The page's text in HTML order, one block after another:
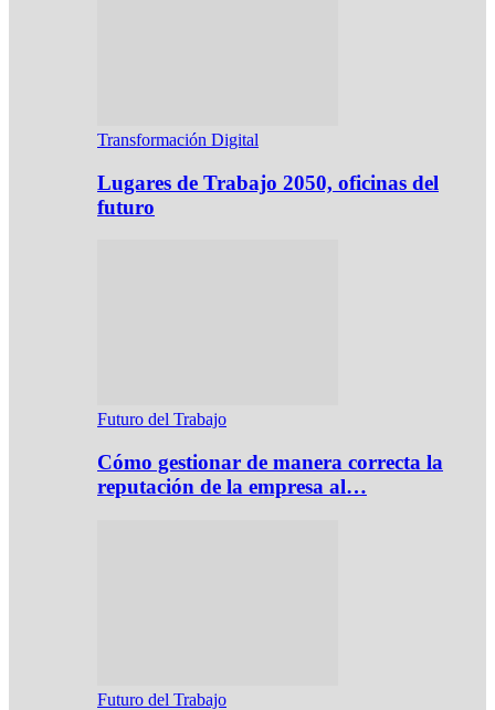
Transformación Digital
Lugares de Trabajo 2050, oficinas del
futuro
Futuro del Trabajo
Cómo gestionar de manera correcta la
reputación de la empresa al…
Futuro del Trabajo